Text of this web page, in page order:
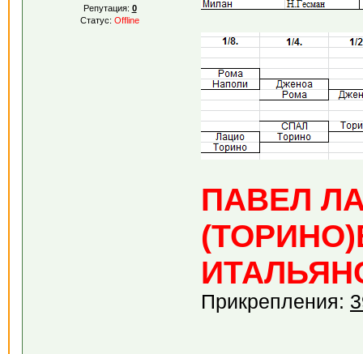
Репутация: 0
Статус: Offline
ПАВЕЛ
(ТОРИНО)
Прикрепления: